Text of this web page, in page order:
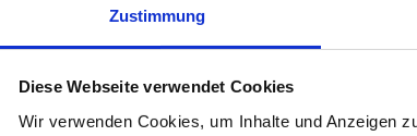
Zustimmung
Diese Webseite verwendet Cookies
Wir verwenden Cookies, um Inhalte und Anzeigen